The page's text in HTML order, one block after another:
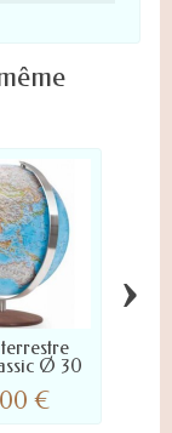
Ø 30
€
›